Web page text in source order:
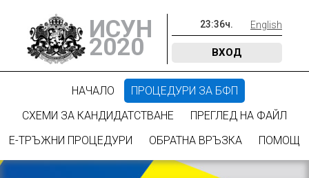
ИСУН
2020
23:36ч. English
ВХОД
НАЧАЛО
ПРОЦЕДУРИ ЗА БФП
СХЕМИ ЗА КАНДИДАТСТВАНЕ
ПРЕГЛЕД НА ФАЙЛ
Е-ТРЪЖНИ ПРОЦЕДУРИ
ОБРАТНА ВРЪЗКА ПОМОЩ